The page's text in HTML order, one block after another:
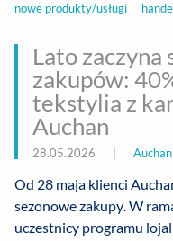
nowe produkty/usługi
Lato zaczyna
zakupów:
tekstylia z
Auchan
28.05.2026
Od 28 maja klienci
sezonowe zakupy. W
uczestnicy programu